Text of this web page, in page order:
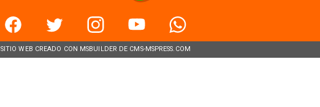
SITIO WEB CREADO CON MSBUILDER DE CMS-MSPRESS.COM